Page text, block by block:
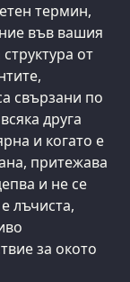
термин,
във вашия
от
свързани по
друга
и когато е
притежава
и не се
лъчиста,
за окото